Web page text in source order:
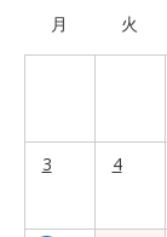
月 火
3 4